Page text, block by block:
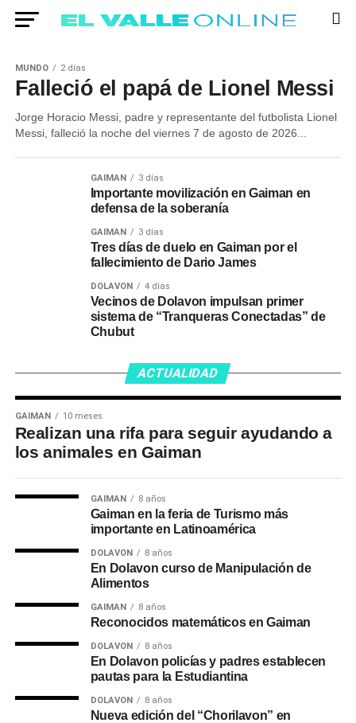
MUNDO 2 días
Falleció el papá de Lionel Messi
Jorge Horacio Messi, padre y representante del futbolista Lionel
Messi, falleció la noche del viernes 7 de agosto de 2026...
GAIMAN 3 días
Importante movilización en Gaiman en
defensa de la soberanía
GAIMAN 3 días
Tres días de duelo en Gaiman por el
fallecimiento de Dario James
DOLAVON 4 días
Vecinos de Dolavon impulsan primer
sistema de “Tranqueras Conectadas” de
Chubut
ACTUALIDAD
GAIMAN 10 meses
Realizan una rifa para seguir ayudando a
los animales en Gaiman
GAIMAN 8 años
Gaiman en la feria de Turismo más
importante en Latinoamérica
DOLAVON 8 años
En Dolavon curso de Manipulación de
Alimentos
GAIMAN 8 años
Reconocidos matemáticos en Gaiman
DOLAVON 8 años
En Dolavon policías y padres establecen
pautas para la Estudiantina
DOLAVON 8 años
Nueva edición del “Chorilavon” en